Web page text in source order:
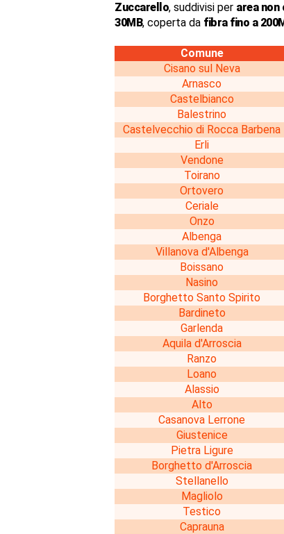
Zuccarello, suddivisi per area non
30MB, coperta da fibra fino a
Comune
Cisano sul Neva
Arnasco
Castelbianco
Balestrino
Castelvecchio di Rocca Barbena
Erli
Vendone
Toirano
Ortovero
Ceriale
Onzo
Albenga
Villanova d'Albenga
Boissano
Nasino
Borghetto Santo Spirito
Bardineto
Garlenda
Aquila d'Arroscia
Ranzo
Loano
Alassio
Alto
Casanova Lerrone
Giustenice
Pietra Ligure
Borghetto d'Arroscia
Stellanello
Magliolo
Testico
Caprauna